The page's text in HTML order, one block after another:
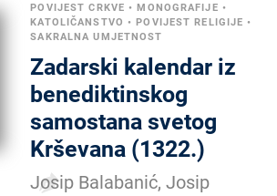
POVIJEST CRKVE •MONOGRAFIJE •
KATOLIČANSTVO •POVIJEST RELIGIJE •
SAKRALNA UMJETNOST
Zadarski kalendar iz
benediktinskog
samostana svetog
Krševana (1322.)
Josip Balabanić, Josip